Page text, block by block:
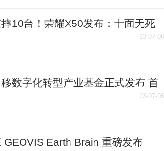
10台！荣耀X50发布：十面无死
23-07-06
数字化转型产业基金正式发布 首
23-07-06
GEOVIS Earth Brain 重磅发布